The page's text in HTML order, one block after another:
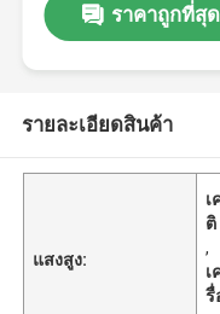
ราคาถูกที่สุด
รายละเอียดสินค้า
แสงสูง:
,
เ
รื่